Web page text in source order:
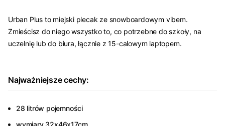
Urban Plus to miejski plecak ze snowboardowym vibem.
Zmieścisz do niego wszystko to, co potrzebne do szkoły, na
uczelnię lub do biura, łącznie z 15-calowym laptopem.
Najważniejsze cechy:
28 litrów pojemności
wymiary 32x46x17cm